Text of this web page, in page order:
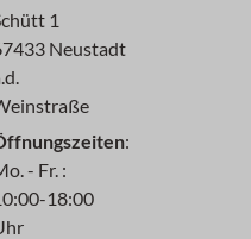
1
Neustadt
:
- Fr. :
18:00